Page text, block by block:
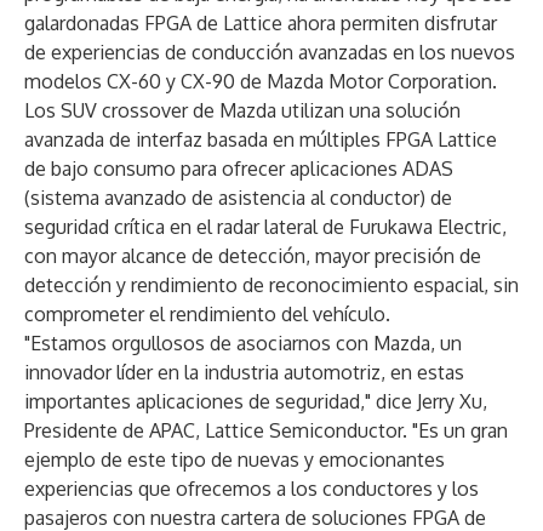
galardonadas FPGA de Lattice ahora permiten disfrutar
de experiencias de conducción avanzadas en los nuevos
modelos CX-60 y CX-90 de Mazda Motor Corporation.
Los SUV crossover de Mazda utilizan una solución
avanzada de interfaz basada en múltiples FPGA Lattice
de bajo consumo para ofrecer aplicaciones ADAS
(sistema avanzado de asistencia al conductor) de
seguridad crítica en el radar lateral de Furukawa Electric,
con mayor alcance de detección, mayor precisión de
detección y rendimiento de reconocimiento espacial, sin
comprometer el rendimiento del vehículo.
"Estamos orgullosos de asociarnos con Mazda, un
innovador líder en la industria automotriz, en estas
importantes aplicaciones de seguridad," dice Jerry Xu,
Presidente de APAC, Lattice Semiconductor. "Es un gran
ejemplo de este tipo de nuevas y emocionantes
experiencias que ofrecemos a los conductores y los
pasajeros con nuestra cartera de soluciones FPGA de